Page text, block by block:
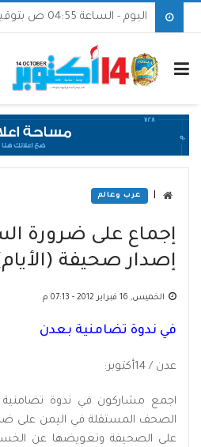
اليوم - الساعة 04:55 ص بتوقيت مدينة عدن
عرب وعالم
إجماع على ضرورة
إصدار صحيفة
الخميس, 16 فبراير 2012 - 07:13 م
في ندوة تضامنية بعدن
عدن / 14أكتوبر:
اجمع مشاركون في ندوة تضامنية
الصحف المستقلة في اليمن على
على الصحيفة وتعويضها عن